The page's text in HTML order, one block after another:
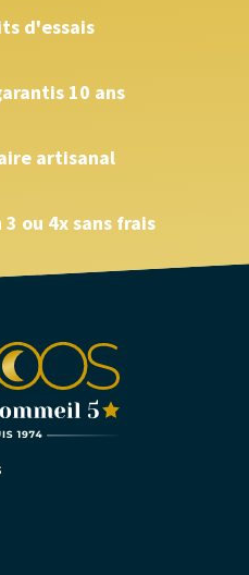
d'essais
10 ans
artisanal
ou 4x sans frais